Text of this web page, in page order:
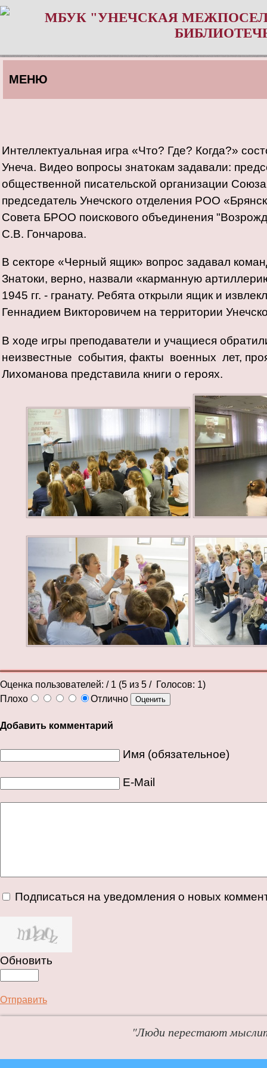
МБУК "УНЕЧСКАЯ
МЕНЮ
Интеллектуальная игра «Что? Где? Когда?»
Унеча. Видео вопросы знатокам задавали:
общественной писательской организации
председатель Унечского отделения РОО
Совета БРОО поискового объединения
С.В. Гончарова.
В секторе «Черный ящик» вопрос задавал
Знатоки, верно, назвали «карманную
1945 гг. - гранату. Ребята открыли ящик и
Геннадием Викторовичем на территории
В ходе игры преподаватели и учащиеся
неизвестные события, факты военных лет,
Лихоманова представила книги о героях.
Оценка пользователей: / 1 (5 из 5 / Голосов: 1)
Плохо
Отлично
Добавить комментарий
Имя (обязательное)
E-Mail
Подписаться на уведомления о новых
Обновить
Отправить
"Люди перестают